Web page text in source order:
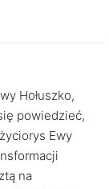
Hołuszko,
powiedzieć,
Ewy
na